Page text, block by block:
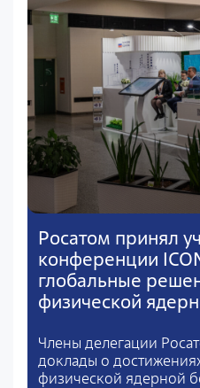
Росатом принял
конференции
глобальные
физической
Члены делегации
доклады о
физической ядерной